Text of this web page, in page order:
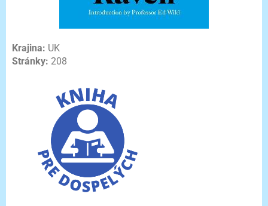
Krajina: UK
Stránky: 208